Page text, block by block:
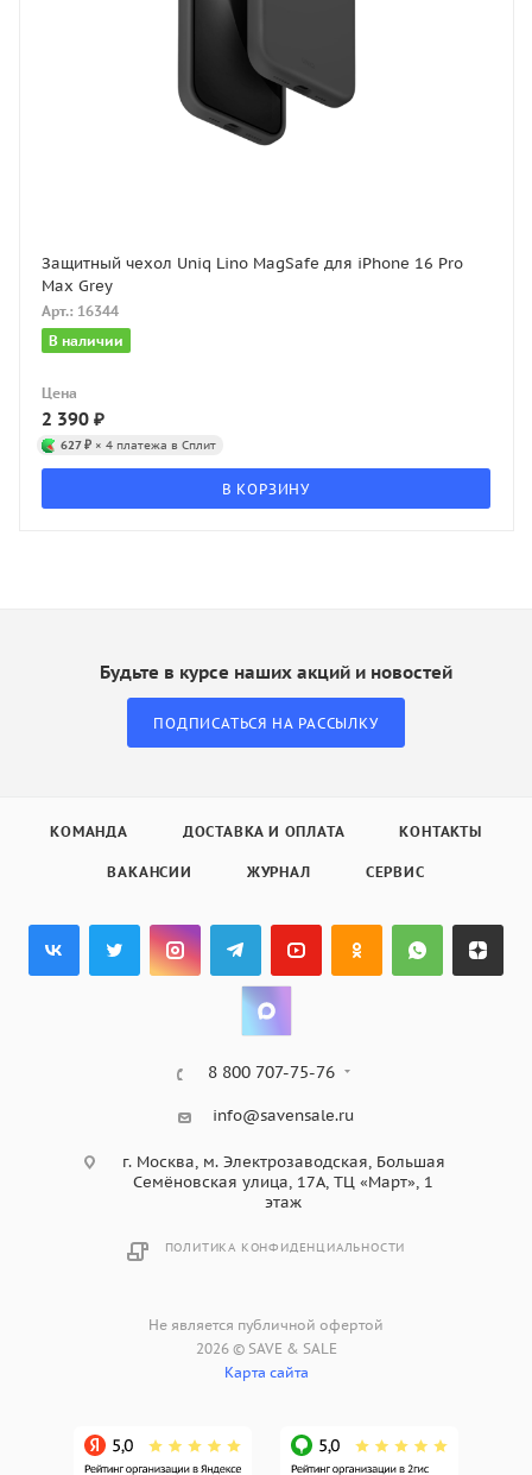
Защитный чехол Uniq Lino MagSafe для iPhone 16 Pro
Max Grey
Арт.: 16344
В наличии
Цена
2 390 ₽
627 ₽ × 4 платежа в Сплит
В КОРЗИНУ
Будьте в курсе наших акций и новостей
ПОДПИСАТЬСЯ НА РАССЫЛКУ
КОМАНДА ДОСТАВКА И ОПЛАТА КОНТАКТЫ
ВАКАНСИИ ЖУРНАЛ СЕРВИС
8 800 707-75-76
info@savensale.ru
г. Москва, м. Электрозаводская, Большая
Семёновская улица, 17А, ТЦ «Март», 1
этаж
ПОЛИТИКА КОНФИДЕНЦИАЛЬНОСТИ
Не является публичной офертой
2026 © SAVE & SALE
Карта сайта